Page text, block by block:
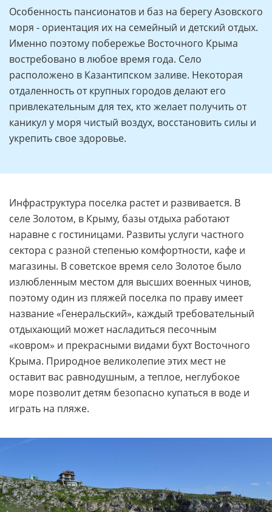
Особенность пансионатов и баз на берегу Азовского
моря - ориентация их на семейный и детский отдых.
Именно поэтому побережье Восточного Крыма
востребовано в любое время года. Село
расположено в Казантипском заливе. Некоторая
отдаленность от крупных городов делают его
привлекательным для тех, кто желает получить от
каникул у моря чистый воздух, восстановить силы и
укрепить свое здоровье.
Инфраструктура поселка растет и развивается. В
селе Золотом, в Крыму, базы отдыха работают
наравне с гостиницами. Развиты услуги частного
сектора с разной степенью комфортности, кафе и
магазины. В советское время село Золотое было
излюбленным местом для высших военных чинов,
поэтому один из пляжей поселка по праву имеет
название «Генеральский», каждый требовательный
отдыхающий может насладиться песочным
«ковром» и прекрасными видами бухт Восточного
Крыма. Природное великолепие этих мест не
оставит вас равнодушным, а теплое, неглубокое
море позволит детям безопасно купаться в воде и
играть на пляже.